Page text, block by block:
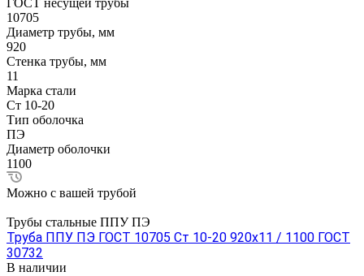
ГОСТ несущей трубы
10705
Диаметр трубы, мм
920
Стенка трубы, мм
11
Марка стали
Ст 10-20
Тип оболочка
ПЭ
Диаметр оболочки
1100
Можно с вашей трубой
Трубы стальные ППУ ПЭ
Труба ППУ ПЭ ГОСТ 10705 Ст 10-20 920x11 / 1100 ГОСТ
30732
В наличии